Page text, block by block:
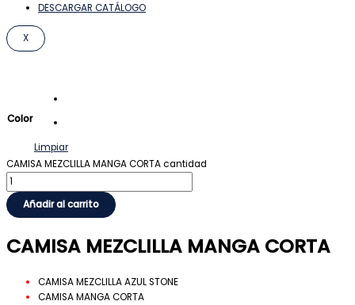
DESCARGAR CATÁLOGO
X
Color
Limpiar
CAMISA MEZCLILLA MANGA CORTA cantidad
Añadir al carrito
CAMISA MEZCLILLA MANGA CORTA
CAMISA MEZCLILLA AZUL STONE
CAMISA MANGA CORTA